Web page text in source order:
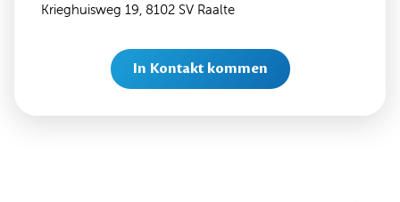
Krieghuisweg 19, 8102 SV Raalte
In Kontakt kommen